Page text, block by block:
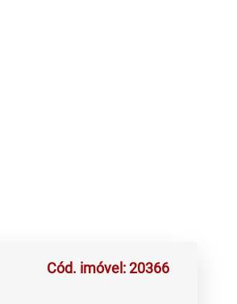
Cód. imóvel: 20366